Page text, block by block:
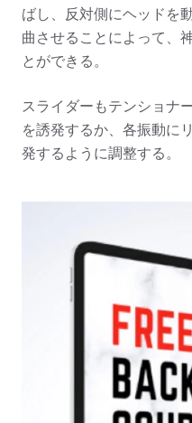
ばし、反対側にヘッドを
曲させることによって、
とができる。
スライダーもテンショナ
を誘発するか、各振動に
発するように調整する。